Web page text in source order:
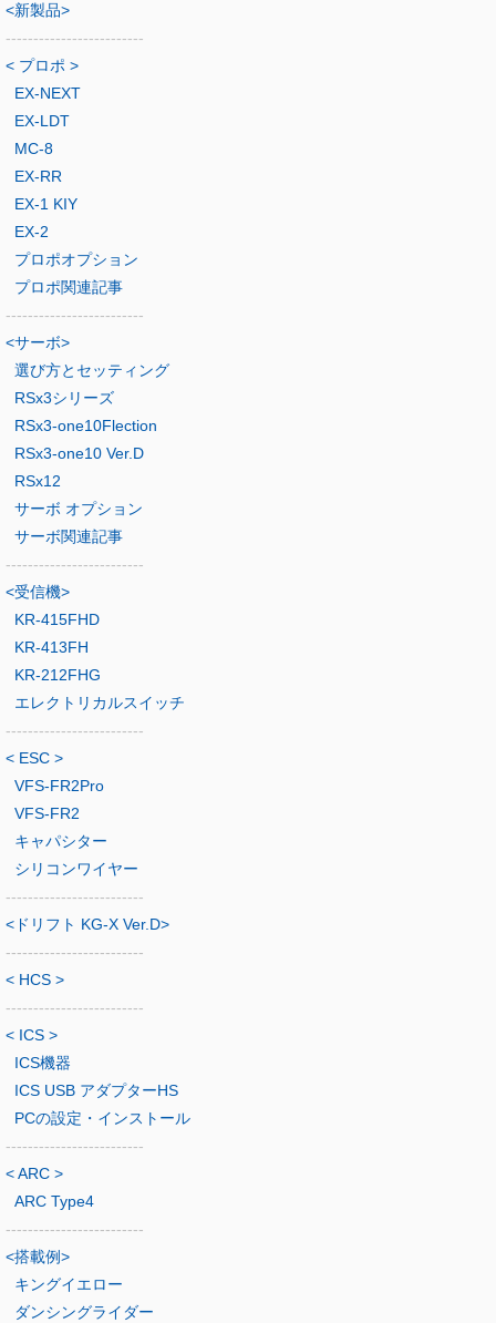
<新製品>
-------------------------
< プロポ >
EX-NEXT
EX-LDT
MC-8
EX-RR
EX-1 KIY
EX-2
プロポオプション
プロポ関連記事
-------------------------
<サーボ>
選び方とセッティング
RSx3シリーズ
RSx3-one10Flection
RSx3-one10 Ver.D
RSx12
サーボ オプション
サーボ関連記事
-------------------------
<受信機>
KR-415FHD
KR-413FH
KR-212FHG
エレクトリカルスイッチ
-------------------------
< ESC >
VFS-FR2Pro
VFS-FR2
キャパシター
シリコンワイヤー
-------------------------
<ドリフト KG-X Ver.D>
-------------------------
< HCS >
-------------------------
< ICS >
ICS機器
ICS USB アダプターHS
PCの設定・インストール
-------------------------
< ARC >
ARC Type4
-------------------------
<搭載例>
キングイエロー
ダンシングライダー